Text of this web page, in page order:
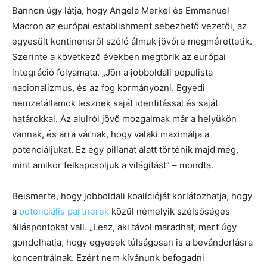
Bannon úgy látja, hogy Angela Merkel és Emmanuel
Macron az európai establishment sebezhető vezetői, az
egyesült kontinensről szóló álmuk jövőre megmérettetik.
Szerinte a következő években megtörik az európai
integráció folyamata. „Jön a jobboldali populista
nacionalizmus, és az fog kormányozni. Egyedi
nemzetállamok lesznek saját identitással és saját
határokkal. Az alulról jövő mozgalmak már a helyükön
vannak, és arra várnak, hogy valaki maximálja a
potenciáljukat. Ez egy pillanat alatt történik majd meg,
mint amikor felkapcsoljuk a világítást” – mondta.
Beismerte, hogy jobboldali koalícióját korlátozhatja, hogy
a potenciális partnerek közül némelyik szélsőséges
álláspontokat vall. „Lesz, aki távol maradhat, mert úgy
gondolhatja, hogy egyesek túlságosan is a bevándorlásra
koncentrálnak. Ezért nem kívánunk befogadni